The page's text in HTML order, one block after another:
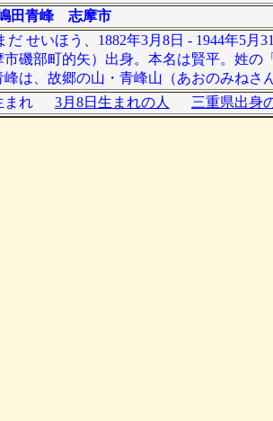
田青峰 志摩市
だ せいほう、1882年3月8日 - 1944年5
磯部町的矢）出身。本名は賢平。姓
は、故郷の山・青峰山（あおのみねさ
まれ 3月8日生まれの人 三重県出身